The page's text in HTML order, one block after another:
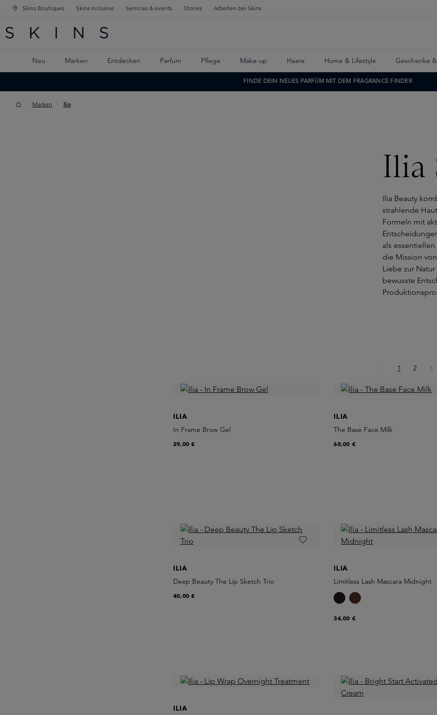
SPRINGEN
SPRINGEN
Skins Boutiques Skins Inclusive Services & events Stories Arbeiten bei Skins
Neu Marken Entdecken Parfum Pflege Make-up Haare Home & Lifestyle Geschenke
FINDE DEIN NEUES PARFÜM MIT DEM FRAGRANCE FINDER
Marken Ilia
Ilia
Ilia Beauty
strahlende
Formeln mit
als essentiellen
die Mission
Liebe zur
bewusste
Seite
1 Seite
2
ILIA
In Frame Brow Gel
29,00 €
ILIA
The Base Face Milk
68,00 €
ILIA
Deep Beauty The Lip Sketch Trio
40,00 €
ILIA
Limitless Lash Mascara Midnight
34,00 €
ILIA